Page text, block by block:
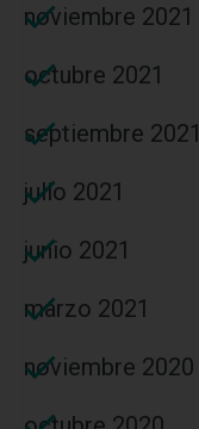
noviembre 2021
octubre 2021
septiembre 2021
julio 2021
junio 2021
marzo 2021
noviembre 2020